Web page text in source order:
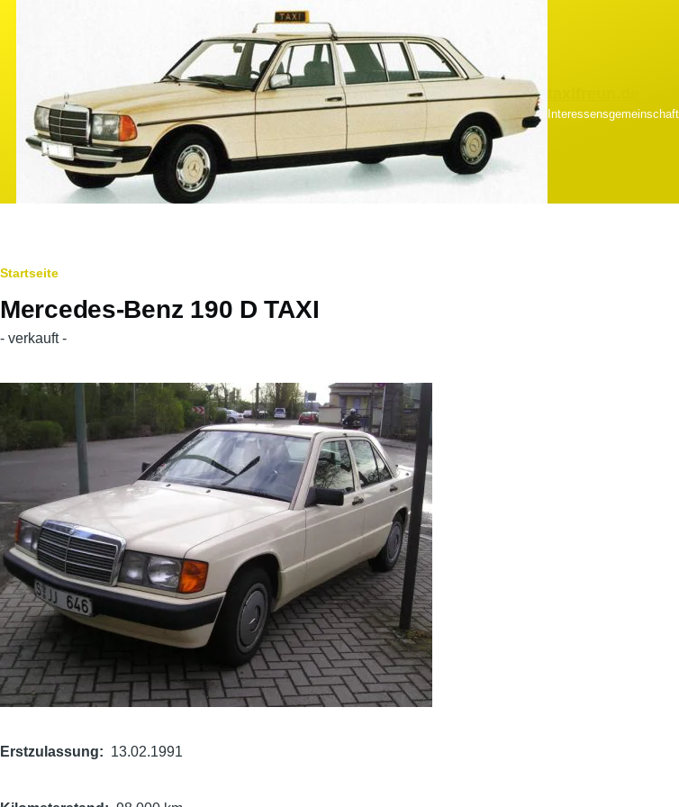
Interessensgemeinschaft
Pfadnavigation
Startseite
Mercedes-Benz 190 D TAXI
- verkauft -
Hauptfahrzeugbild
Erstzulassung 13.02.1991